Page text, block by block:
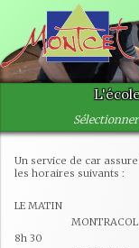
Un service de car
les horaires suivants :
LE MATIN
MONTRACOL
8h 30